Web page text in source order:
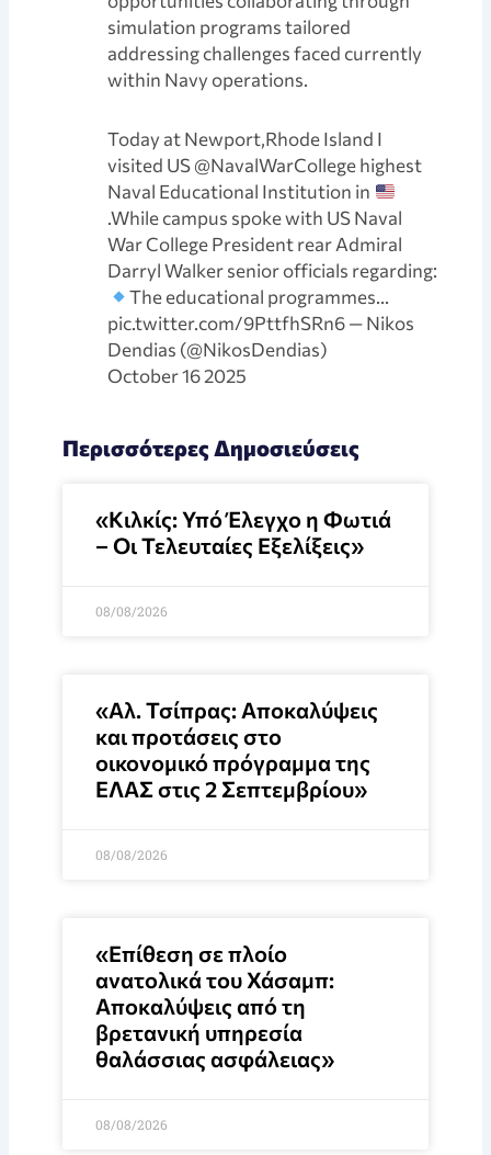
simulation programs tailored
addressing challenges faced currently
within Navy operations.
Today at Newport,Rhode Island I
visited US @NavalWarCollege highest
Naval Educational Institution in
.While campus spoke with US Naval
War College President rear Admiral
Darryl Walker senior officials regarding:
The educational programmes…
pic.twitter.com/9PttfhSRn6 — Nikos
Dendias (@NikosDendias)
October 16 2025
Περισσότερες Δημοσιεύσεις
«Κιλκίς: Υπό Έλεγχο η Φωτιά
– Οι Τελευταίες Εξελίξεις»
08/08/2026
«Αλ. Τσίπρας: Αποκαλύψεις
και προτάσεις στο
οικονομικό πρόγραμμα της
ΕΛΑΣ στις 2 Σεπτεμβρίου»
08/08/2026
«Επίθεση σε πλοίο
ανατολικά του Χάσαμπ:
Αποκαλύψεις από τη
βρετανική υπηρεσία
θαλάσσιας ασφάλειας»
08/08/2026